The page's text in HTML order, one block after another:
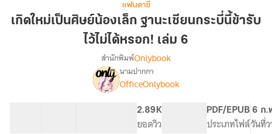
เป็น
ศิษย์
น้อง
ฐานะ
เซียน
กระบี่
แฟนตาซี
เกิดใหม่เป็นศิษย์น้องเล็ก ฐานะเซียนกระบี่นี้ข้ารับ
ไว้ไม่ได้หรอก! เล่ม 6
เรื่อง
เกิด
ใหม่
เป็น
ศิษย์
สำนักพิมพ์Onlybook
นามปากกา
OfficeOnlybook
2.89K
ยอดวิว
PDF/EPUB
ประเภทไฟล์
6 ก.
วันที่